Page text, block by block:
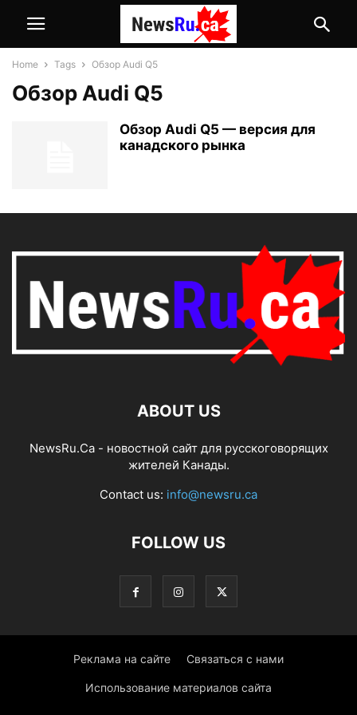
Home Tags Обзор Audi Q5
Обзор Audi Q5
Обзор Audi Q5 — версия для
канадского рынка
ABOUT US
NewsRu.Ca - новостной сайт для русскоговорящих
жителей Канады.
Contact us: info@newsru.ca
FOLLOW US
Реклама на сайте Связаться с нами
Использование материалов сайта